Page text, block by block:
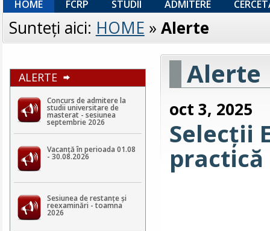
HOME FCRP STUDII ADMITERE
Sunteţi aici: HOME » Alerte
ALERTE
Concurs de admitere la
studii universitare de
masterat - sesiunea
septembrie 2026
Vacanță în perioada 01.08
- 30.08.2026
Sesiunea de restanțe și
reexaminări - toamna
2026
Alerte
oct 3, 2025
Selecții
practică